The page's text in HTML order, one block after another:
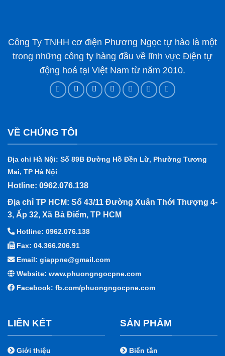
Công Ty TNHH cơ điện Phương Ngọc tự hào là một
trong những công ty hàng đầu về lĩnh vực Điện tự
động hoá tại Việt Nam từ năm 2010.
VỀ CHÚNG TÔI
Địa chỉ Hà Nội: Số 89B Đường Hồ Đền Lừ, Phường Tương
Mai, TP Hà Nội
Hotline: 0962.076.138
Địa chỉ TP HCM: Số 43/11 Đường Xuân Thới Thượng 4-
3, Ấp 32, Xã Bà Điểm, TP HCM
Hotline: 0962.076.138
Fax: 04.366.206.91
Email: giappne@gmail.com
Website: www.phuongngocpne.com
Facebook: fb.com/phuongngocpne.com
LIÊN KẾT
Giới thiệu
SẢN PHẨM
Biến tần